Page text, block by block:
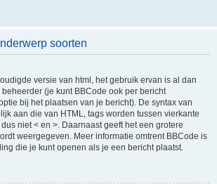
soorten
versie van html, het gebruik ervan is al dan
(je kunt BBCode ook per bericht
bij het plaatsen van je bericht). De syntax van
aan die van HTML, tags worden tussen vierkante
niet < en >. Daarnaast geeft het een grotere
weergegeven. Meer informatie omtrent BBCode is
die je kunt openen als je een bericht plaatst.